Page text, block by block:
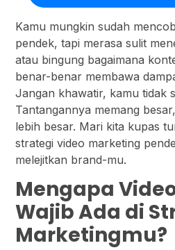
Kamu mungkin sudah
pendek, tapi merasa sulit
atau bingung bagaimana
benar-benar membawa
Jangan khawatir, kamu tidak
Tantangannya memang
lebih besar. Mari kita kupas
strategi video marketing
melejitkan brand-mu.
Mengapa
Wajib Ada di
Marketingmu?